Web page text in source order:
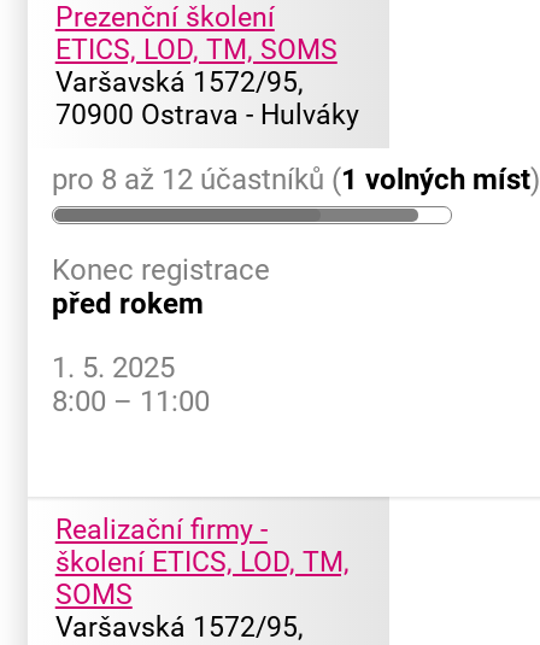
Prezenční školení
ETICS, LOD, TM, SOMS
Varšavská 1572/95,
70900 Ostrava - Hulváky
pro 8 až 12 účastníků (1 volných míst)
Konec registrace
před rokem
1. 5. 2025
8:00 – 11:00
Realizační firmy -
školení ETICS, LOD, TM,
SOMS
Varšavská 1572/95,